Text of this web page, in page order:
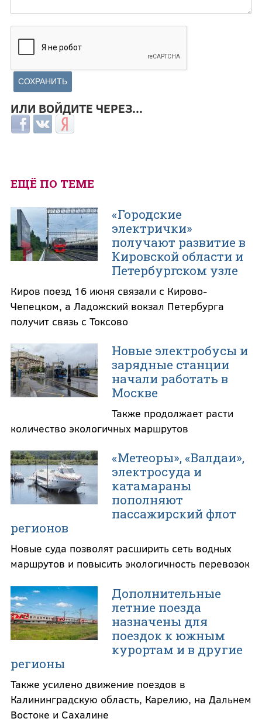
ИЛИ ВОЙДИТЕ ЧЕРЕЗ...
Login with Facebook
Login with ВКонтакте
Login with Яндекс
ЕЩЁ ПО ТЕМЕ
«Городские
электрички»
получают развитие в
Кировской области и
Петербургском узле
Киров поезд 16 июня связали с Кирово-
Чепецком, а Ладожский вокзал Петербурга
получит связь с Токсово
Новые электробусы и
зарядные станции
начали работать в
Москве
Также продолжает расти
количество экологичных маршрутов
«Метеоры», «Валдаи»,
электросуда и
катамараны
пополняют
пассажирский флот
регионов
Новые суда позволят расширить сеть водных
маршрутов и повысить экологичность перевозок
Дополнительные
летние поезда
назначены для
поездок к южным
курортам и в другие
регионы
Также усилено движение поездов в
Калининградскую область, Карелию, на Дальнем
Востоке и Сахалине